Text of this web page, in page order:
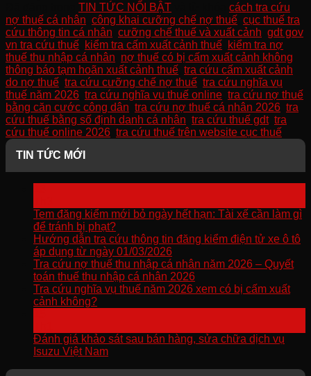
TIN TỨC NỔI BẬT
cách tra cứu
nợ thuế cá nhân công khai cưỡng chế nợ thuế cục thuế tra
cứu thông tin cá nhân cưỡng chế thuế và xuất cảnh gdt gov
vn tra cứu thuế kiểm tra cấm xuất cảnh thuế kiểm tra nợ
thuế thu nhập cá nhân nợ thuế có bị cấm xuất cảnh không
thông báo tạm hoãn xuất cảnh thuế tra cứu cấm xuất cảnh
do nợ thuế tra cứu cưỡng chế nợ thuế tra cứu nghĩa vụ
thuế năm 2026 tra cứu nghĩa vụ thuế online tra cứu nợ thuế
bằng căn cước công dân tra cứu nợ thuế cá nhân 2026 tra
cứu thuế bằng số định danh cá nhân tra cứu thuế gdt, tra
cứu thuế online 2026 tra cứu thuế trên website cục thuế
TIN TỨC MỚI
Tem đăng kiểm mới bỏ ngày hết hạn: Tài xế cần làm gì
để tránh bị phạt?
Hướng dẫn tra cứu thông tin đăng kiểm điện tử xe ô tô
áp dụng từ ngày 01/03/2026
Tra cứu nợ thuế thu nhập cá nhân năm 2026 – Quyết
toán thuế thu nhập cá nhân 2026
Tra cứu nghĩa vụ thuế năm 2026 xem có bị cấm xuất
cảnh không?
Đánh giá khảo sát sau bán hàng, sửa chữa dịch vụ
Isuzu Việt Nam